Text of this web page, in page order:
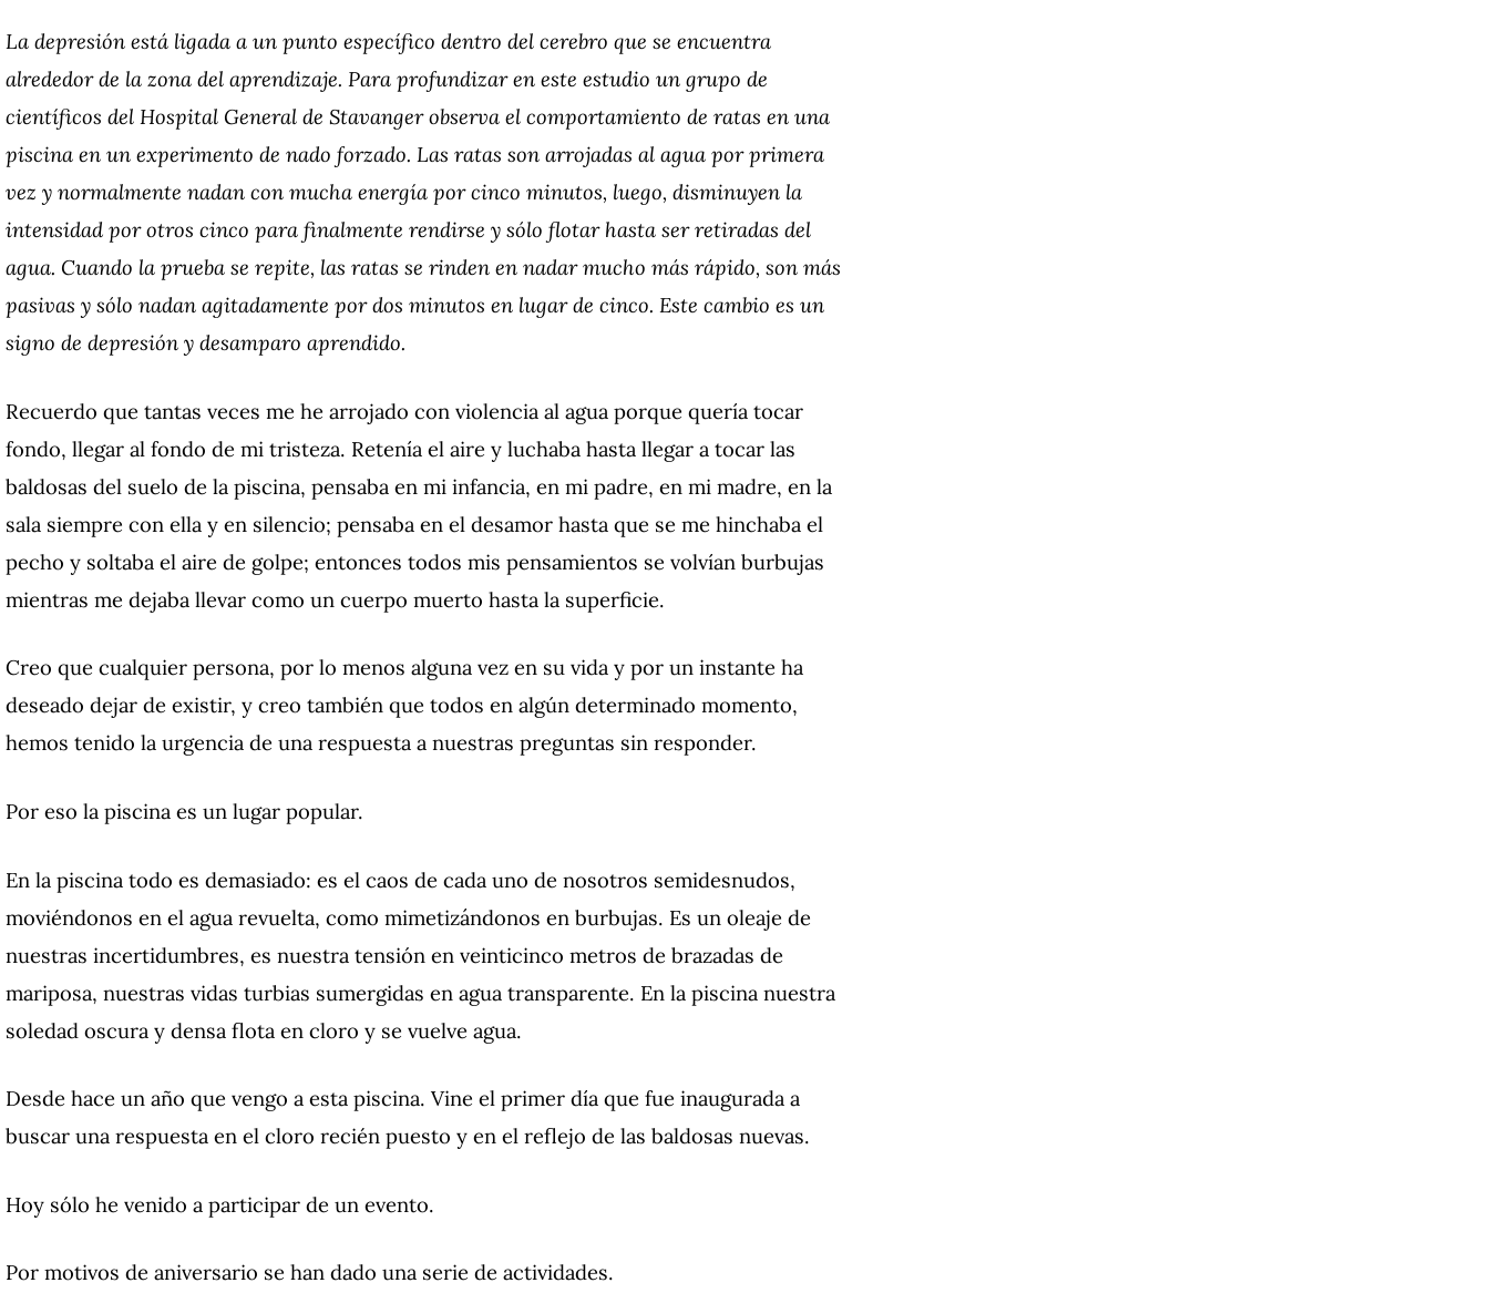
La depresión está ligada a un punto específico dentro del cerebro que se encuentra
alrededor de la zona del aprendizaje. Para profundizar en este estudio un grupo de
científicos del Hospital General de Stavanger observa el comportamiento de ratas en una
piscina en un experimento de nado forzado. Las ratas son arrojadas al agua por primera
vez y normalmente nadan con mucha energía por cinco minutos, luego, disminuyen la
intensidad por otros cinco para finalmente rendirse y sólo flotar hasta ser retiradas del
agua. Cuando la prueba se repite, las ratas se rinden en nadar mucho más rápido, son más
pasivas y sólo nadan agitadamente por dos minutos en lugar de cinco. Este cambio es un
signo de depresión y desamparo aprendido.
Recuerdo que tantas veces me he arrojado con violencia al agua porque quería tocar
fondo, llegar al fondo de mi tristeza. Retenía el aire y luchaba hasta llegar a tocar las
baldosas del suelo de la piscina, pensaba en mi infancia, en mi padre, en mi madre, en la
sala siempre con ella y en silencio; pensaba en el desamor hasta que se me hinchaba el
pecho y soltaba el aire de golpe; entonces todos mis pensamientos se volvían burbujas
mientras me dejaba llevar como un cuerpo muerto hasta la superficie.
Creo que cualquier persona, por lo menos alguna vez en su vida y por un instante ha
deseado dejar de existir, y creo también que todos en algún determinado momento,
hemos tenido la urgencia de una respuesta a nuestras preguntas sin responder.
Por eso la piscina es un lugar popular.
En la piscina todo es demasiado: es el caos de cada uno de nosotros semidesnudos,
moviéndonos en el agua revuelta, como mimetizándonos en burbujas. Es un oleaje de
nuestras incertidumbres, es nuestra tensión en veinticinco metros de brazadas de
mariposa, nuestras vidas turbias sumergidas en agua transparente. En la piscina nuestra
soledad oscura y densa flota en cloro y se vuelve agua.
Desde hace un año que vengo a esta piscina. Vine el primer día que fue inaugurada a
buscar una respuesta en el cloro recién puesto y en el reflejo de las baldosas nuevas.
Hoy sólo he venido a participar de un evento.
Por motivos de aniversario se han dado una serie de actividades.